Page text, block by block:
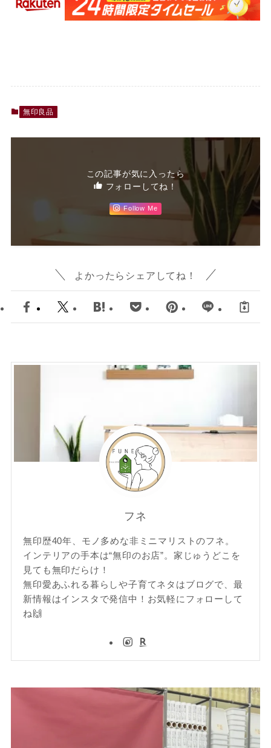
無印良品
この記事が気に入ったら
フォローしてね！
Follow Me
よかったらシェアしてね！
フネ
無印歴40年、モノ多めな非ミニマリストのフネ。
インテリアの手本は“無印のお店”。家じゅうどこを
見ても無印だらけ！
無印愛あふれる暮らしや子育てネタはブログで、最
新情報はインスタで発信中！お気軽にフォローして
ね🙌